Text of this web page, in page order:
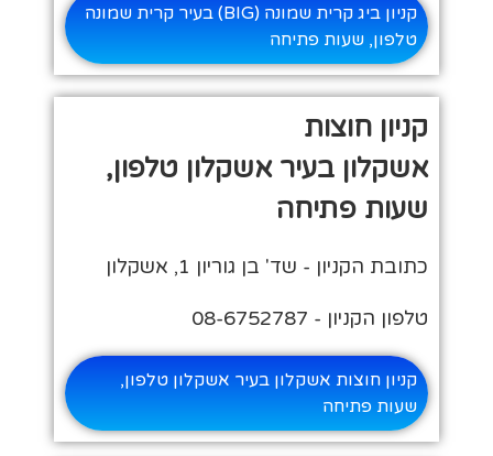
קניון ביג קרית שמונה (BIG) בעיר קרית שמונה
טלפון, שעות פתיחה
קניון חוצות
אשקלון בעיר אשקלון טלפון,
שעות פתיחה
כתובת הקניון - שד' בן גוריון 1, אשקלון
טלפון הקניון - 08-6752787
קניון חוצות אשקלון בעיר אשקלון טלפון,
שעות פתיחה